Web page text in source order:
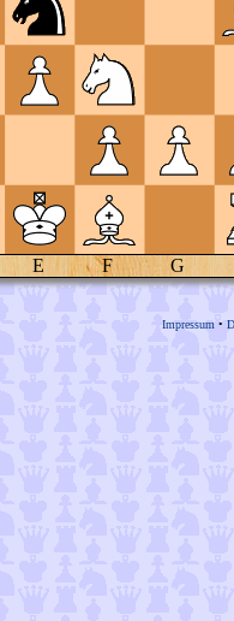
E F G
Impressum •